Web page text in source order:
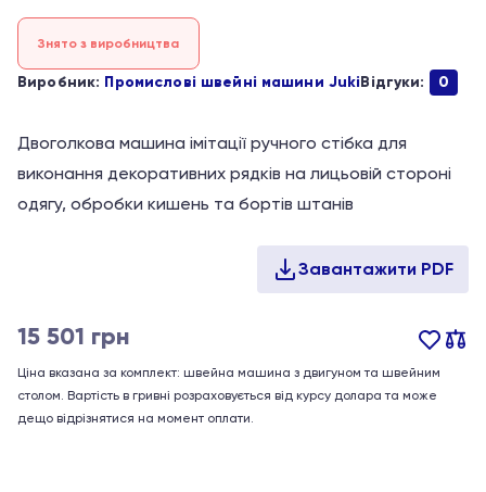
Знято з виробництва
Виробник: Промислові швейні машини JukiВідгуки: 0
Двоголкова машина імітації ручного стібка для
виконання декоративних рядків на лицьовій стороні
одягу, обробки кишень та бортів штанів
15 501 грн
Ціна вказана за комплект: швейна машина з двигуном та швейним
столом. Вартість в гривні розраховується від курсу долара та може
дещо відрізнятися на момент оплати.